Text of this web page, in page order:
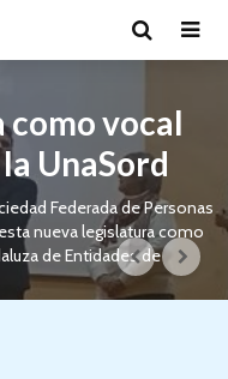
vocal
UnaSord
Federada de Personas
nueva legislatura como
de Entidades de